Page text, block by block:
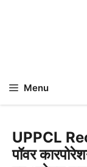
Menu
UPPCL
पॉवर